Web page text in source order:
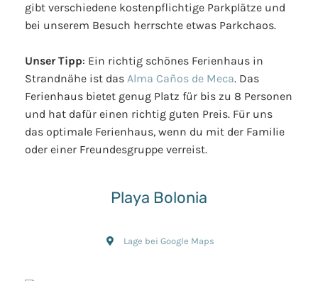
gibt verschiedene kostenpflichtige Parkplätze und
bei unserem Besuch herrschte etwas Parkchaos.
Unser Tipp: Ein richtig schönes Ferienhaus in
Strandnähe ist das Alma Caños de Meca. Das
Ferienhaus bietet genug Platz für bis zu 8 Personen
und hat dafür einen richtig guten Preis. Für uns
das optimale Ferienhaus, wenn du mit der Familie
oder einer Freundesgruppe verreist.
Playa Bolonia
Lage bei Google Maps